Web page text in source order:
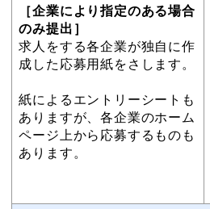
［企業により指定のある場合
のみ提出］
求人をする各企業が独自に作
成した応募用紙をさします。
紙によるエントリーシートも
ありますが、各企業のホーム
ページ上から応募するものも
あります。